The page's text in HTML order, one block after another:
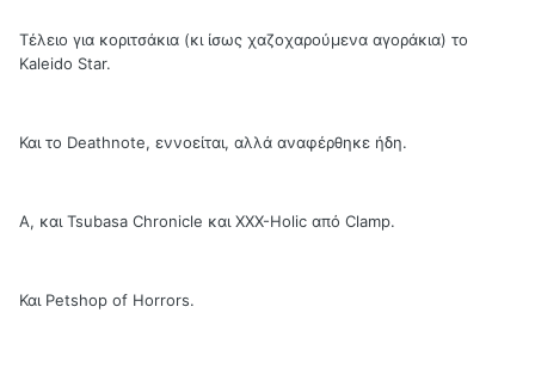
Τέλειο για κοριτσάκια (κι ίσως χαζοχαρούμενα αγοράκια) το
Kaleido Star.
Και το Deathnote, εννοείται, αλλά αναφέρθηκε ήδη.
Α, και Tsubasa Chronicle και XXX-Holic από Clamp.
Και Petshop of Horrors.